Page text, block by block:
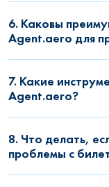
6. Каковы
Agent.aero для
7. Какие
Agent.aero?
8. Что делать,
проблемы с